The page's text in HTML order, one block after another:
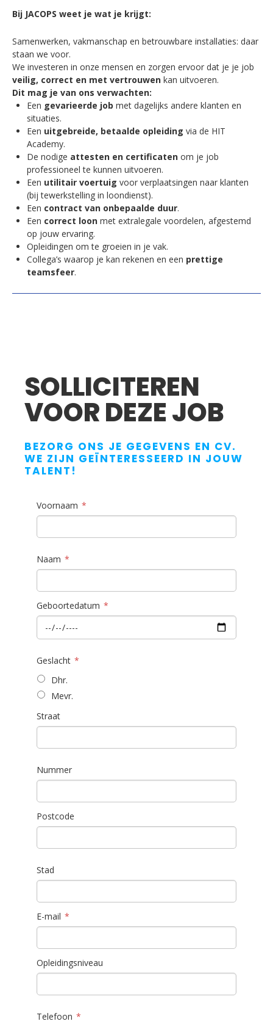
Bij JACOPS weet je wat je krijgt:
Samenwerken, vakmanschap en betrouwbare installaties: daar
staan we voor.
We investeren in onze mensen en zorgen ervoor dat je je job
veilig, correct en met vertrouwen kan uitvoeren.
Dit mag je van ons verwachten:
Een gevarieerde job met dagelijks andere klanten en
situaties.
Een uitgebreide, betaalde opleiding via de HIT
Academy.
De nodige attesten en certificaten om je job
professioneel te kunnen uitvoeren.
Een utilitair voertuig voor verplaatsingen naar klanten
(bij tewerkstelling in loondienst).
Een contract van onbepaalde duur.
Een correct loon met extralegale voordelen, afgestemd
op jouw ervaring.
Opleidingen om te groeien in je vak.
Collega’s waarop je kan rekenen en een prettige
teamsfeer.
SOLLICITEREN
VOOR DEZE JOB
BEZORG ONS JE GEGEVENS EN CV.
WE ZIJN GEÏNTERESSEERD IN JOUW
TALENT!
Voornaam
Naam
Geboortedatum
Geslacht
Dhr.
Mevr.
Straat
Nummer
Postcode
Stad
E-mail
Opleidingsniveau
Telefoon